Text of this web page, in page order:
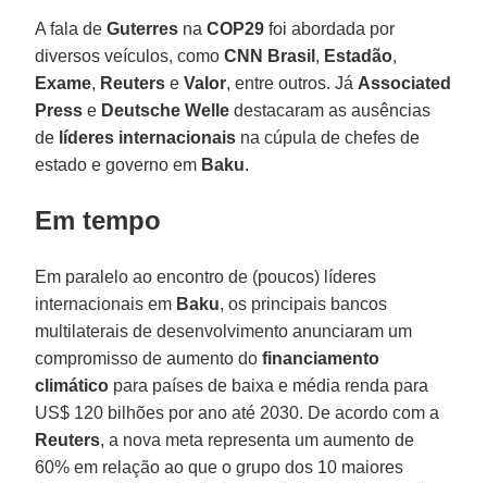
A fala deGuterres naCOP29 foi abordada por
diversos veículos, comoCNN Brasil , Estadão,
Exame, Reuters eValor, entre outros. Já Associated
Press e Deutsche Welle destacaram as ausências
de líderes internacionais na cúpula de chefes de
estado e governo em Baku.
Em tempo
Em paralelo ao encontro de (poucos) líderes
internacionais em Baku, os principais bancos
multilaterais de desenvolvimento anunciaram um
compromisso de aumento dofinanciamento
climático para países de baixa e média renda para
US$ 120 bilhões por ano até 2030. De acordo com a
Reuters, a nova meta representa um aumento de
60% em relação ao que o grupo dos 10 maiores